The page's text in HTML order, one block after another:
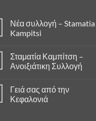
Νέα συλλογή – Stamatia
Kampitsi
Σταματία Καμπίτση –
Ανοιξιάτικη Συλλογή
Γειά σας από την
Κεφαλονιά